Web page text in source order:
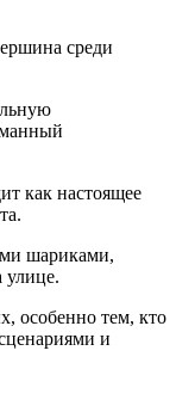
среди
как настоящее
шариками,
улице.
особенно тем, кто
и